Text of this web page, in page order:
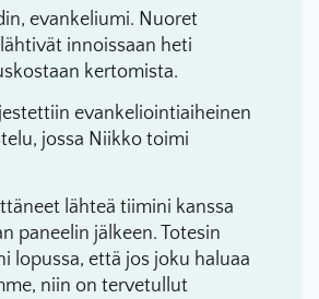
evankeliumi. Nuoret
innoissaan heti
kertomista.
evankeliointiaiheinen
jossa Niikko toimi
lähteä tiimini kanssa
paneelin jälkeen. Totesin
lopussa, että jos joku haluaa
niin on tervetullut